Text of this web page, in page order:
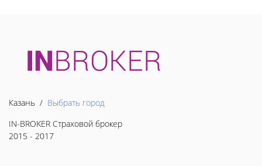
Казань / Выбрать город
IN-BROKER Страховой брокер
2015 - 2017